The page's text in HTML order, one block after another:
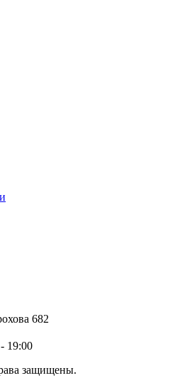
682
19:00
защищены.